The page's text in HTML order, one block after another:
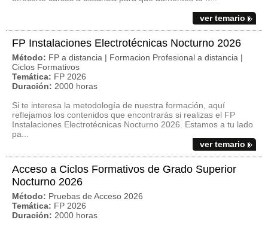
ver temario
FP Instalaciones Electrotécnicas Nocturno 2026
Método: FP a distancia | Formacion Profesional a distancia |
Ciclos Formativos
Temática: FP 2026
Duración: 2000 horas
Si te interesa la metodología de nuestra formación, aquí
reflejamos los contenidos que encontrarás si realizas el FP
Instalaciones Electrotécnicas Nocturno 2026. Estamos a tu lado
pa...
ver temario
Acceso a Ciclos Formativos de Grado Superior
Nocturno 2026
Método: Pruebas de Acceso 2026
Temática: FP 2026
Duración: 2000 horas